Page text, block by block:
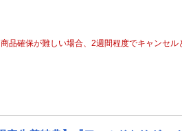
商品確保が難しい場合、2週間程度でキャンセル